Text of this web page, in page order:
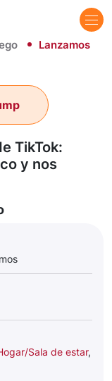
Lanzamos
TikTok:
y nos
Sala de estar,